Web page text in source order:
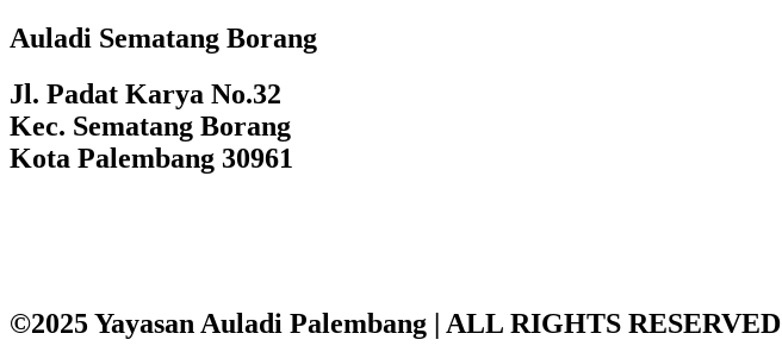
Auladi Sematang Borang
Jl. Padat Karya No.32
Kec. Sematang Borang
Kota Palembang 30961
©2025 Yayasan Auladi Palembang | ALL RIGHTS RESERVED